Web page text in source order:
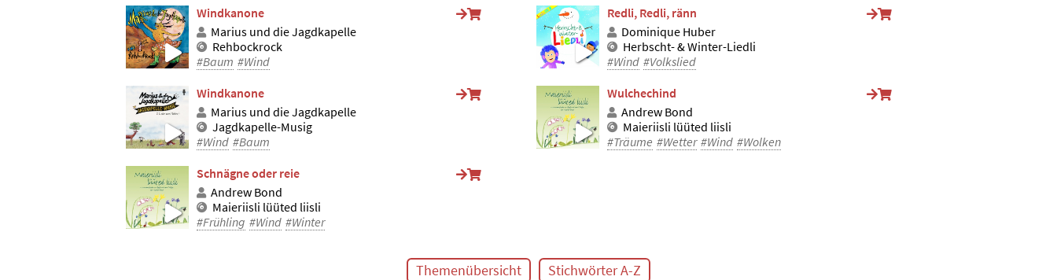
Windkanone
Marius und die Jagdkapelle
Rehbockrock
#Baum #Wind
Redli, Redli, ränn
Dominique Huber
Herbscht- & Winter-Liedli
#Wind #Volkslied
Windkanone
Marius und die Jagdkapelle
Jagdkapelle-Musig
#Wind #Baum
Wulchechind
Andrew Bond
Maieriisli lüüted liisli
#Träume #Wetter #Wind #Wolken
Schnägne oder reie
Andrew Bond
Maieriisli lüüted liisli
#Frühling #Wind #Winter
Themenübersicht Stichwörter A-Z